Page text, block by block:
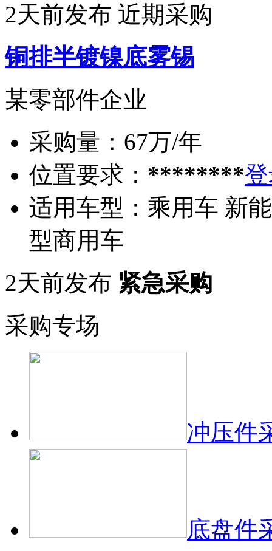
2天前发布 近期采购
铜排半镀镍底雾锡
某零部件企业
采购量： 67万/年
位置要求： ********
适用车型： 乘用车 新
型商用车
2天前发布 紧急采购
采购专场
冲压件
底盘件